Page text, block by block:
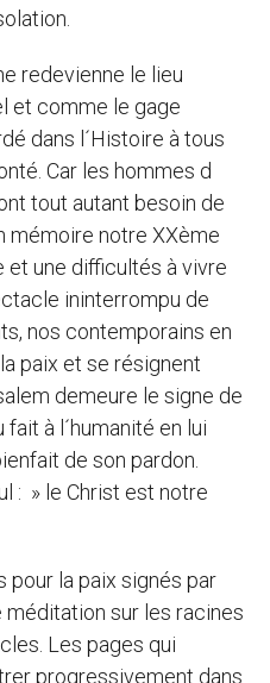
redevienne le lieu
et comme le gage
dans l´Histoire à tous
Car les hommes d
tout autant besoin de
mémoire notre XXème
une difficultés à vivre
ininterrompu de
nos contemporains en
paix et se résignent
demeure le signe de
fait à l´humanité en lui
de son pardon.
: » le Christ est notre
pour la paix signés par
sur les racines
Les pages qui
progressivement dans